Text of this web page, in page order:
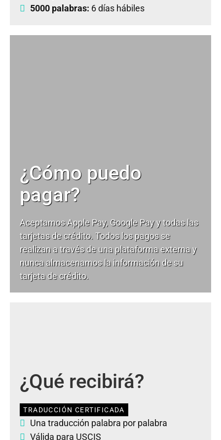
5000 palabras: 6 días hábiles
¿Cómo puedo
pagar?
Aceptamos Apple Pay, Google Pay y todas las
tarjetas de crédito. Todos los pagos se
realizan a través de una plataforma externa y
nunca almacenamos la información de su
tarjeta de crédito.
¿Qué recibirá?
TRADUCCIÓN CERTIFICADA
Una traducción palabra por palabra
Válida para USCIS